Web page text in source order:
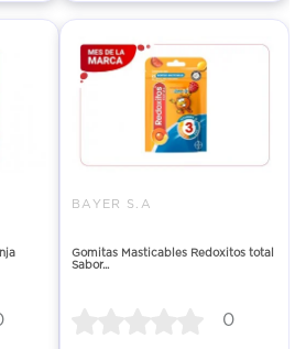
BAYER S.A
Gomitas Masticables Redoxitos total
Sabor...
0